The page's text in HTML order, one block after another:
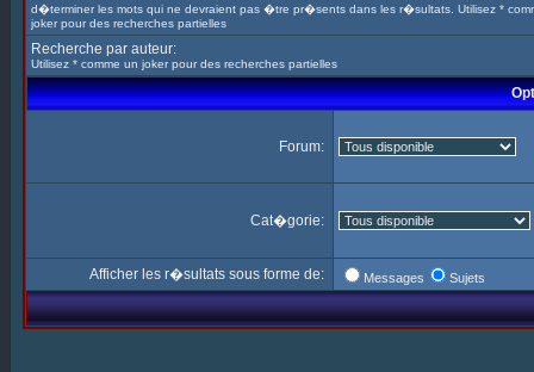
d�terminer les mots qui ne devraient pas �tre pr�sents dans les r�sultats. Utilisez *
joker pour des recherches partielles
Recherche par auteur:
Utilisez * comme un joker pour des recherches partielles
Forum:
Cat�gorie:
Afficher les r�sultats sous forme de: Messages Sujets